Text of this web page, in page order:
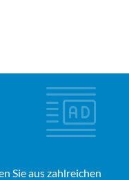
Sie aus zahlreichen